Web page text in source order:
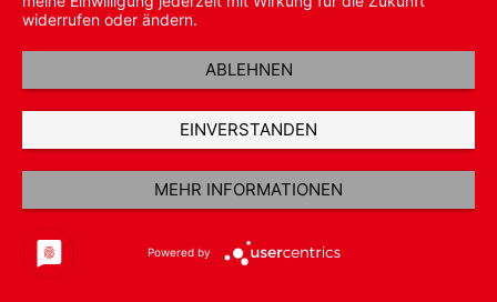
widerrufen oder ändern.
ABLEHNEN
EINVERSTANDEN
MEHR INFORMATIONEN
Powered by